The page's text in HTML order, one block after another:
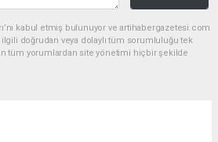
kabul etmiş bulunuyor ve artihabergazetesi.com
ilgili doğrudan veya dolaylı tüm sorumluluğu tek
tüm yorumlardan site yönetimi hiçbir şekilde